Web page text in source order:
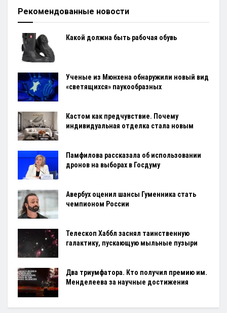
Рекомендованные новости
Какой должна быть рабочая обувь
Ученые из Мюнхена обнаружили новый вид
«светящихся» паукообразных
Кастом как предчувствие. Почему
индивидуальная отделка стала новым
Памфилова рассказала об использовании
дронов на выборах в Госдуму
Авербух оценил шансы Гуменника стать
чемпионом России
Телескоп Хаббл заснял таинственную
галактику, пускающую мыльные пузыри
Два триумфатора. Кто получил премию им.
Менделеева за научные достижения